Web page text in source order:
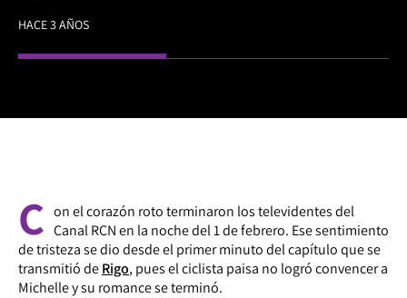
HACE 3 AÑOS
C on el corazón roto terminaron los televidentes del
Canal RCN en la noche del 1 de febrero. Ese sentimiento
de tristeza se dio desde el primer minuto del capítulo que se
transmitió deRigo, pues el ciclista paisa no logró convencer a
Michelle y su romance se terminó.